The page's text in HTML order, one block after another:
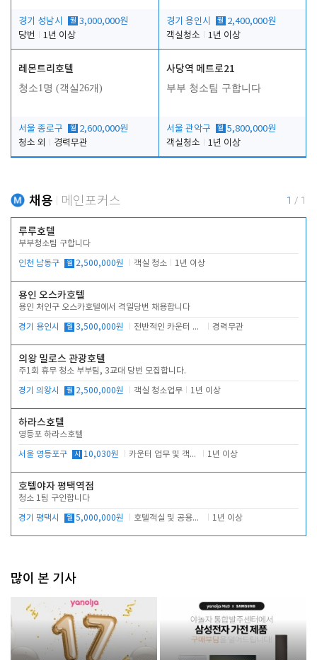
경기 성남시 월 3,000,000원
당번
1년 이상
경기 용인시 월 2,400,000원
객실청소
1년 이상
레몬트리호텔
청소1명 (객실26개)
서울 종로구 월 2,600,000원
청소 외
경력무관
사당역 메트로21
부부 청소팀 구합니다
서울 관악구 월 5,800,000원
객실청소
1년 이상
채용 메인포커스 1 / 1
루루호텔
부부청소팀 구합니다
인천 남동구 월 2,500,000원 객실 청소 1년 이상
용인 오스카호텔
용인 처인구 오스카호텔에서 격일당번 채용합니다
경기 용인시 월 3,500,000원 전반적인 카운터 업무 경력무관
의왕 밀로스 관광호텔
주1회 휴무 청소 부부팀, 3교대 당번 모집합니다.
경기 의왕시 월 2,500,000원 객실 청소업무 1년 이상
하라스호텔
영등포 하라스호텔
서울 영등포구 시 10,030원 카운터 업무 및 객실관리(청소상태 확인, 객실판매) 1년 이상
호텔야자 평택역점
청소 1팀 구인합니다
경기 평택시 월 5,000,000원 호텔객실 및 공용시설 청소 관리 1년 이상
많이 본 기사